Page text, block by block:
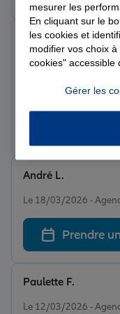
Note de 5 sur 5
Le 20/03/2026 -
compréhensive...
Adeline E.
Prendre
Le 18/03/2026 -
André L.
Prendre
Le 12/03/2026 -
Paulette F.
mesurer les
En cliquant sur le
les cookies et
modifier vos choix
cookies" accessible
Gérer les